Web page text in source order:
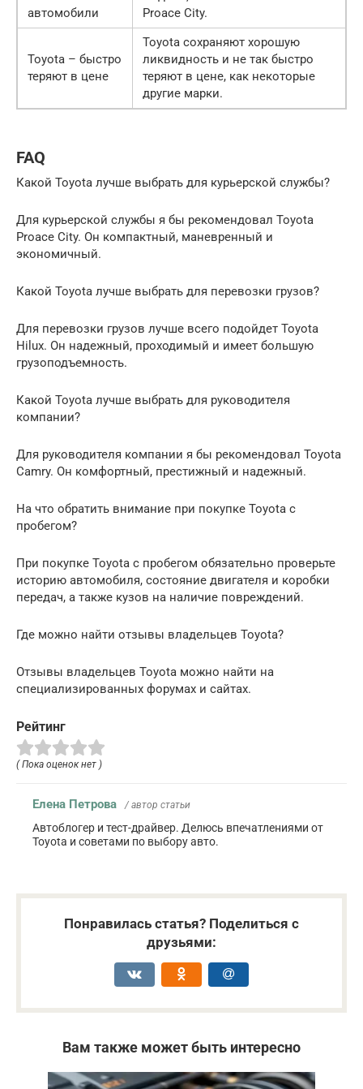
автомобили
Proace City.
Toyota – быстро
теряют в цене
Toyota сохраняют хорошую
ликвидность и не так быстро
теряют в цене, как некоторые
другие марки.
FAQ
Какой Toyota лучше выбрать для курьерской службы?
Для курьерской службы я бы рекомендовал Toyota
Proace City. Он компактный, маневренный и
экономичный.
Какой Toyota лучше выбрать для перевозки грузов?
Для перевозки грузов лучше всего подойдет Toyota
Hilux. Он надежный, проходимый и имеет большую
грузоподъемность.
Какой Toyota лучше выбрать для руководителя
компании?
Для руководителя компании я бы рекомендовал Toyota
Camry. Он комфортный, престижный и надежный.
На что обратить внимание при покупке Toyota с
пробегом?
При покупке Toyota с пробегом обязательно проверьте
историю автомобиля, состояние двигателя и коробки
передач, а также кузов на наличие повреждений.
Где можно найти отзывы владельцев Toyota?
Отзывы владельцев Toyota можно найти на
специализированных форумах и сайтах.
Рейтинг
( Пока оценок нет )
Елена Петрова / автор статьи
Автоблогер и тест-драйвер. Делюсь впечатлениями от
Toyota и советами по выбору авто.
Понравилась статья? Поделиться с
друзьями:
Вам также может быть интересно